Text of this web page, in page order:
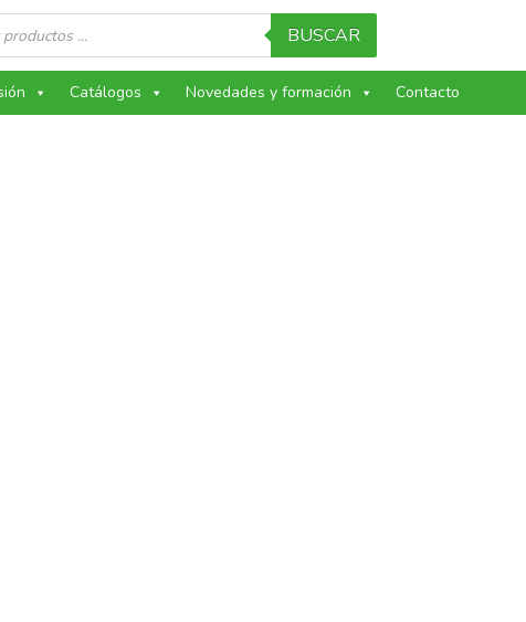
BUSCAR
Catálogos Novedades y formación Contacto